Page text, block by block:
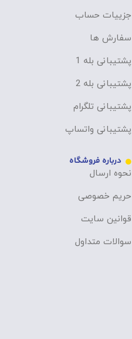
جزییات حساب
سفارش ها
پشتیبانی بله 1
پشتیبانی بله 2
پشتیبانی تلگرام
پشتیبانی واتساپ
درباره فروشگاه
نحوه ارسال
حریم خصوصی
قوانین سایت
سوالات متداول